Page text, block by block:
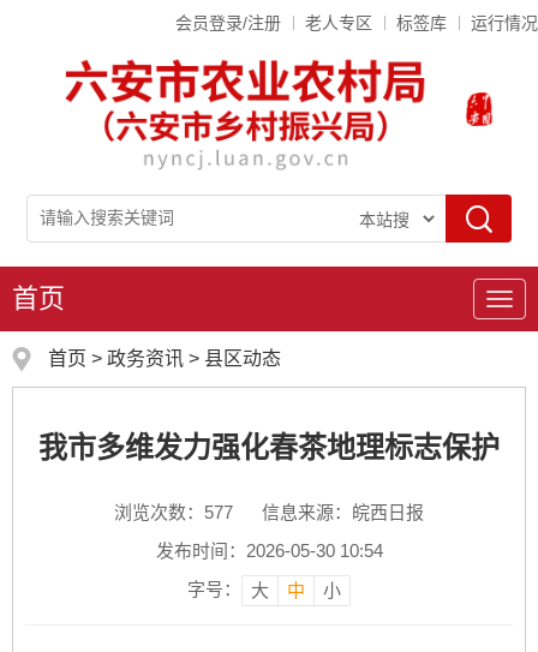
会员登录/注册 老人专区 标签库 运行情况
导
航
首页
首页 > 政务资讯 > 县区动态
我市多维发力强化春茶地理标志保护
浏览次数： 577
信息来源：皖西日报
发布时间：2026-05-30 10:54
字号：
大 中 小